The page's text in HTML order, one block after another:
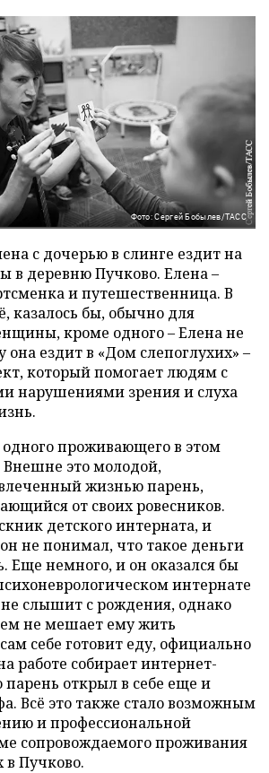
Фото: Сергей Бобылев/ТАСС
с дочерью в слинге ездит на
в деревню Пучково. Елена –
и путешественница. В
казалось бы, обычно для
кроме одного – Елена не
она ездит в «Дом слепоглухих» –
который помогает людям с
нарушениями зрения и слуха
проживающего в этом
это молодой,
жизнью парень,
от своих ровесников.
детского интерната, и
не понимал, что такое деньги
Еще немного, и он оказался бы
интернате
слышит с рождения, однако
не мешает ему жить
себе готовит еду, официально
работе собирает интернет-
парень открыл в себе еще и
Всё это также стало возможным
и профессиональной
сопровождаемого проживания
в Пучково.